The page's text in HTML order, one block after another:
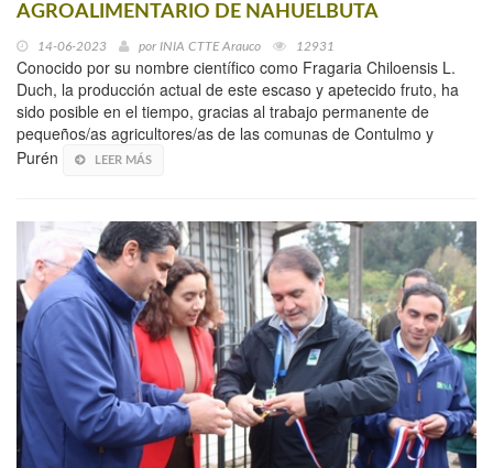
AGROALIMENTARIO DE NAHUELBUTA
14-06-2023 por INIA CTTE Arauco 12931
Conocido por su nombre científico como Fragaria Chiloensis L.
Duch, la producción actual de este escaso y apetecido fruto, ha
sido posible en el tiempo, gracias al trabajo permanente de
pequeños/as agricultores/as de las comunas de Contulmo y
Purén
LEER MÁS